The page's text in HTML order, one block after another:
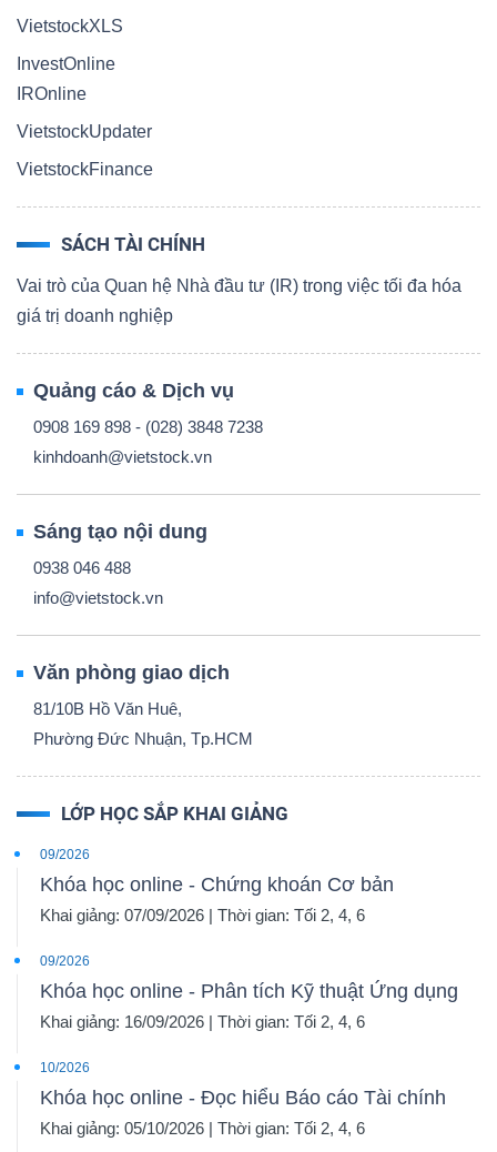
VietstockXLS
InvestOnline
IROnline
VietstockUpdater
VietstockFinance
SÁCH TÀI CHÍNH
Vai trò của Quan hệ Nhà đầu tư (IR) trong việc tối đa hóa
giá trị doanh nghiệp
Quảng cáo & Dịch vụ
0908 169 898 - (028) 3848 7238
kinhdoanh@vietstock.vn
Sáng tạo nội dung
0938 046 488
info@vietstock.vn
Văn phòng giao dịch
81/10B Hồ Văn Huê,
Phường Đức Nhuận, Tp.HCM
LỚP HỌC SẮP KHAI GIẢNG
09/2026
Khóa học online - Chứng khoán Cơ bản
Khai giảng: 07/09/2026 | Thời gian: Tối 2, 4, 6
09/2026
Khóa học online - Phân tích Kỹ thuật Ứng dụng
Khai giảng: 16/09/2026 | Thời gian: Tối 2, 4, 6
10/2026
Khóa học online - Đọc hiểu Báo cáo Tài chính
Khai giảng: 05/10/2026 | Thời gian: Tối 2, 4, 6